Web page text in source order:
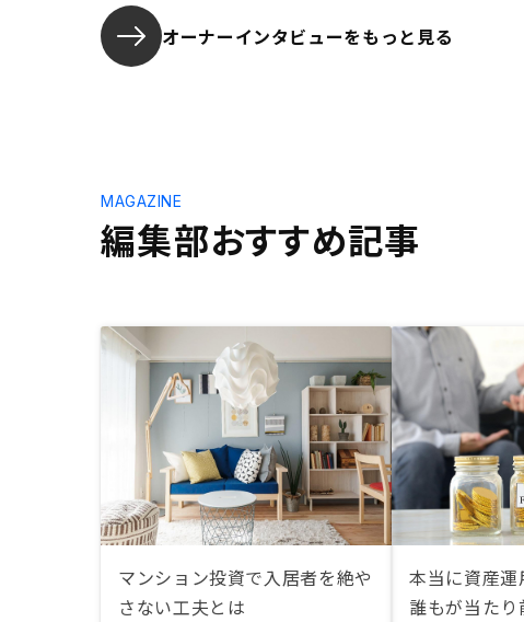
オーナーインタビューをもっと見る
編集部おすすめ記事
MAGAZINE
マンション投資で入居者を絶や
さない工夫とは
本当に資産運
誰もが当た